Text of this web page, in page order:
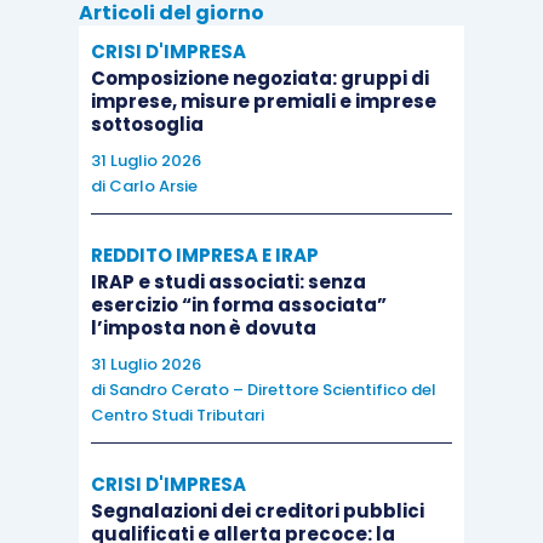
quanto la stessanon prestava un vero e proprio
servizioe quindi non apportava alcun sensibile
valore aggiunto al servizio medesimo.
L’utile spunto che proviene dalla citata sentenza
è appunto quello di indirizzare verso
grado di dettaglionellacomposizione degli
addebiti infragruppo, andando a distinguere fra
quelli che si configurano come veri e propri
servizi resi attraverso l’organizzazione
dell’impresa – che siano a basso o alto valore
come meri addebiti “pass through
di un qualsivoglia valore aggiunto, con la
Articoli del giorno
CRISI D'IMPRESA
Composizione negoziata: gruppi di
imprese, misure premiali e imprese
sottosoglia
31 Luglio 2026
di Carlo Arsie
REDDITO IMPRESA E IRAP
IRAP e studi associati: senza
esercizio “in forma associata”
l’imposta non è dovuta
31 Luglio 2026
di Sandro Cerato – Direttore Scientifico del
Centro Studi Tributari
CRISI D'IMPRESA
Segnalazioni dei creditori pubblici
qualificati e allerta precoce: la